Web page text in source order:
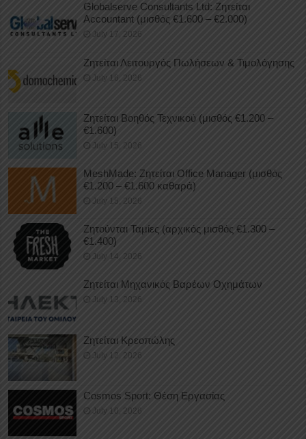
Globalserve Consultants Ltd: Ζητείται
Accountant (μισθός €1.600 – €2.000)
July 17, 2026
Ζητείται Λειτουργός Πωλήσεων & Τιμολόγησης
July 16, 2026
Ζητείται Βοηθός Τεχνικού (μισθός €1.200 –
€1.600)
July 15, 2026
MeshMade: Ζητείται Office Manager (μισθός
€1.200 – €1.600 καθαρά)
July 15, 2026
Ζητούνται Ταμίες (αρχικός μισθός €1.300 –
€1.400)
July 14, 2026
Ζητείται Μηχανικός Βαρέων Οχημάτων
July 13, 2026
Ζητείται Κρεοπώλης
July 12, 2026
Cosmos Sport: Θέση Εργασίας
July 10, 2026